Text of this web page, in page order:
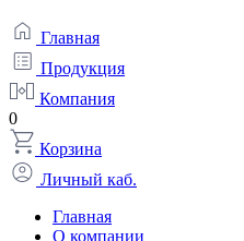
Главная
Продукция
Компания
0
Корзина
Личный каб.
Главная
О компании